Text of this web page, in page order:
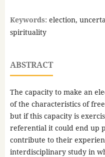
Keywords: election,
spirituality
ABSTRACT
The capacity to make an
of the characteristics of
but if this capacity is
referential it could end up
contribute to their
interdisciplinary study in